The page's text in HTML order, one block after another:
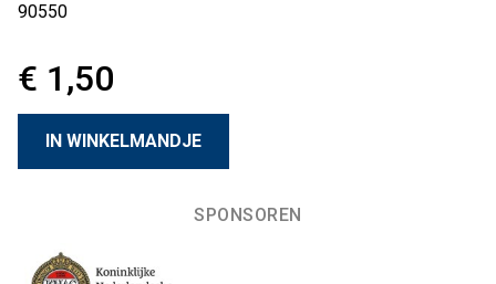
90550
€ 1,50
SPONSOREN